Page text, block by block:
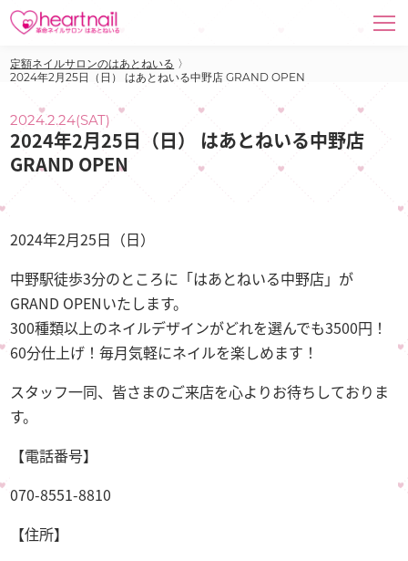
定額ネイルサロンのはあとねいる 〉
2024年2月25日（日） はあとねいる中野店 GRAND OPEN
2024.2.24(SAT)
2024年2月25日（日） はあとねいる中野店
GRAND OPEN
2024年2月25日（日）
中野駅徒歩3分のところに「はあとねいる中野店」が
GRAND OPENいたします。
300種類以上のネイルデザインがどれを選んでも3500円！
60分仕上げ！毎月気軽にネイルを楽しめます！
スタッフ一同、皆さまのご来店を心よりお待ちしておりま
す。
【電話番号】
070-8551-8810
【住所】